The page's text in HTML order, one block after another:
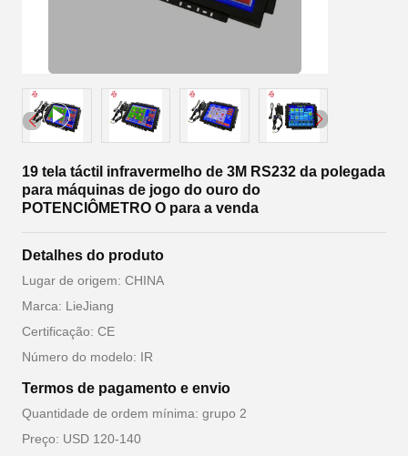
19 tela táctil infravermelho de 3M RS232 da polegada
para máquinas de jogo do ouro do
POTENCIÔMETRO O para a venda
Detalhes do produto
Lugar de origem: CHINA
Marca: LieJiang
Certificação: CE
Número do modelo: IR
Termos de pagamento e envio
Quantidade de ordem mínima: grupo 2
Preço: USD 120-140